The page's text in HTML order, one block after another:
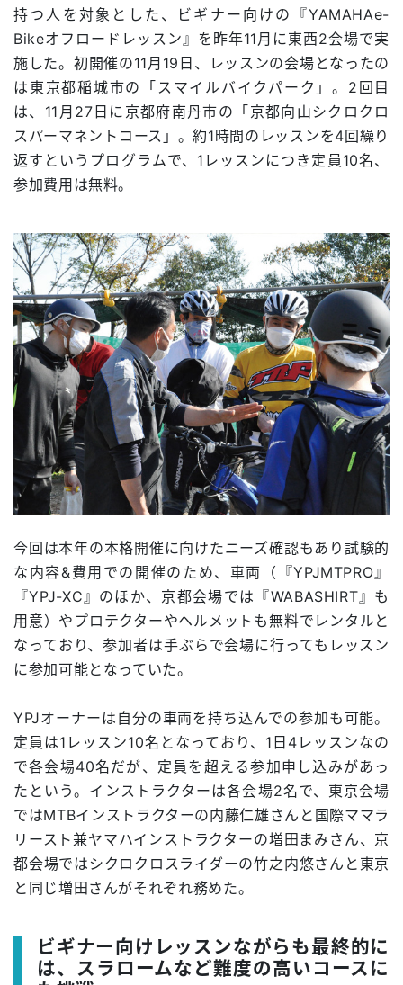
持つ人を対象とした、ビギナー向けの『YAMAHAe-
Bikeオフロードレッスン』を昨年11月に東西2会場で実
施した。初開催の11月19日、レッスンの会場となったの
は東京都稲城市の「スマイルバイクパーク」。2回目
は、11月27日に京都府南丹市の「京都向山シクロクロ
スパーマネントコース」。約1時間のレッスンを4回繰り
返すというプログラムで、1レッスンにつき定員10名、
参加費用は無料。
今回は本年の本格開催に向けたニーズ確認もあり試験的
な内容&費用での開催のため、車両（『YPJMTPRO』
『YPJ-XC』のほか、京都会場では『WABASHIRT』も
用意）やプロテクターやヘルメットも無料でレンタルと
なっており、参加者は手ぶらで会場に行ってもレッスン
に参加可能となっていた。
YPJオーナーは自分の車両を持ち込んでの参加も可能。
定員は1レッスン10名となっており、1日4レッスンなの
で各会場40名だが、定員を超える参加申し込みがあっ
たという。インストラクターは各会場2名で、東京会場
ではMTBインストラクターの内藤仁雄さんと国際ママラ
リースト兼ヤマハインストラクターの増田まみさん、京
都会場ではシクロクロスライダーの竹之内悠さんと東京
と同じ増田さんがそれぞれ務めた。
ビギナー向けレッスンながらも最終的に
は、スラロームなど難度の高いコースに